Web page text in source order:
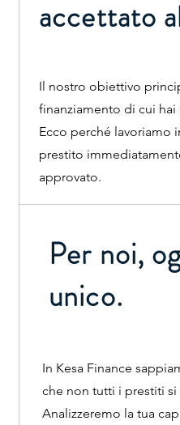
accettato
Il nostro obiettivo
finanziamento di cui
Ecco perché lavoriamo
prestito
approvato.
Per noi,
unico.
In Kesa Finance
che non tutti i prestiti
Analizzeremo la tua